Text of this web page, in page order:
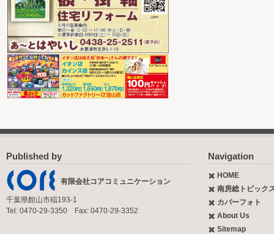
Published by
有限会社コアコミュニケーション
千葉県館山市稲193-1
Tel: 0470-29-3350 Fax: 0470-29-3352
Navigation
HOME
南房総トピック
カバーフォト
About Us
Sitemap